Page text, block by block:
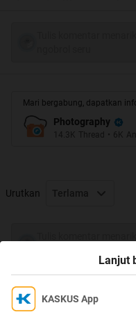
Mari bergabung, dapatkan
Photography
14.3K Thread • 6K
Urutkan Terlama
Ikuti KASKUS di
Kami menggunakan
Lanjut
KASKUS App